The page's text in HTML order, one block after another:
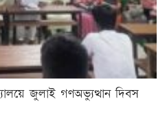
জুলাই গণঅভ্যুত্থান দিবস